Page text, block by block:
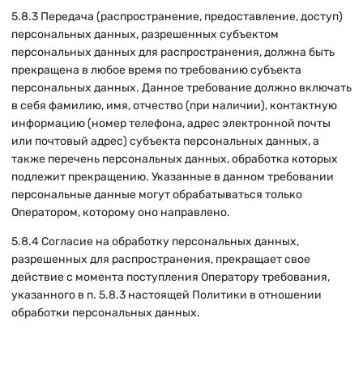
5.8.3 Передача (распространение, предоставление, доступ)
персональных данных, разрешенных субъектом
персональных данных для распространения, должна быть
прекращена в любое время по требованию субъекта
персональных данных. Данное требование должно включать
в себя фамилию, имя, отчество (при наличии), контактную
информацию (номер телефона, адрес электронной почты
или почтовый адрес) субъекта персональных данных, а
также перечень персональных данных, обработка которых
подлежит прекращению. Указанные в данном требовании
персональные данные могут обрабатываться только
Оператором, которому оно направлено.
5.8.4 Согласие на обработку персональных данных,
разрешенных для распространения, прекращает свое
действие с момента поступления Оператору требования,
указанного в п. 5.8.3 настоящей Политики в отношении
обработки персональных данных.